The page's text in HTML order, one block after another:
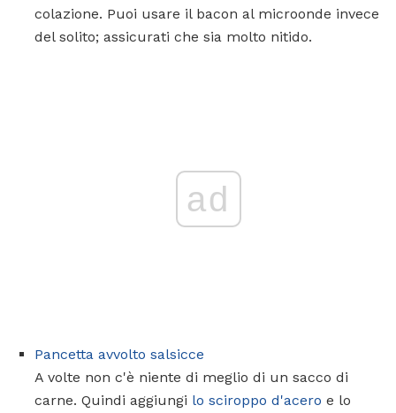
colazione. Puoi usare il bacon al microonde invece
del solito; assicurati che sia molto nitido.
ad
Pancetta avvolto salsicce
A volte non c'è niente di meglio di un sacco di
carne. Quindi aggiungi lo sciroppo d'acero e lo